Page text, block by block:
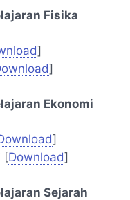
Fisika
]
]
Ekonomi
]
[Download]
Sejarah